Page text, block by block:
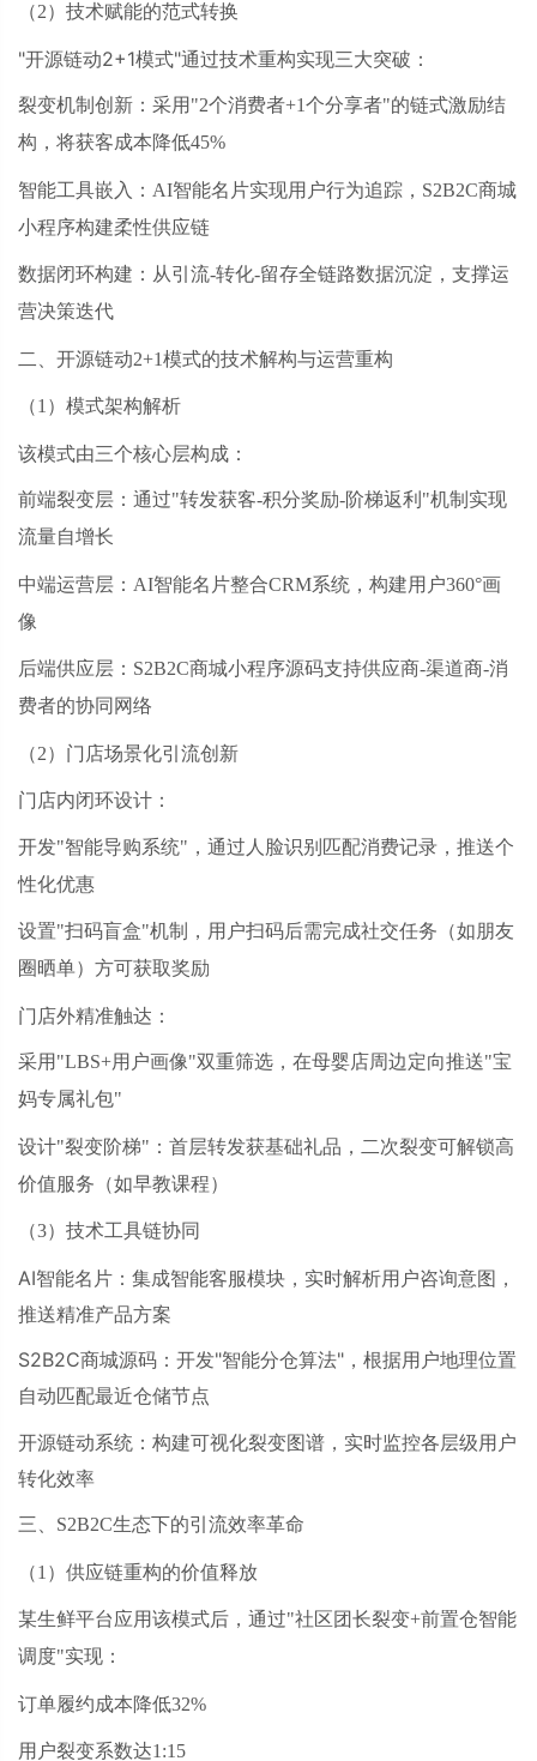
（2）技术赋能的范式转换
"开源链动2+1模式"通过技术重构实现三大突破：
裂变机制创新：采用 "2个消费者+1个分享者"的链式激励结
构，将获客成本降低45%
智能工具嵌入： AI智能名片实现用户行为追踪，S2B2C商城
小程序构建柔性供应链
数据闭环构建：从引流-转化-留存全链路数据沉淀，支撑运
营决策迭代
二、开源链动2+1模式的技术解构与运营重构
（1）模式架构解析
该模式由三个核心层构成：
前端裂变层：通过"转发获客-积分奖励-阶梯返利"机制实现
流量自增长
中端运营层： AI智能名片整合CRM系统，构建用户360°画
像
后端供应层： S2B2C商城小程序源码支持供应商-渠道商-消
费者的协同网络
（2）门店场景化引流创新
门店内闭环设计：
开发"智能导购系统"，通过人脸识别匹配消费记录，推送个
性化优惠
设置"扫码盲盒"机制，用户扫码后需完成社交任务（如朋友
圈晒单）方可获取奖励
门店外精准触达：
采用 "LBS+用户画像"双重筛选，在母婴店周边定向推送"宝
妈专属礼包"
设计"裂变阶梯"：首层转发获基础礼品，二次裂变可解锁高
价值服务（如早教课程）
（3）技术工具链协同
AI智能名片：集成智能客服模块，实时解析用户咨询意图，
推送精准产品方案
S2B2C商城源码：开发"智能分仓算法"，根据用户地理位置
自动匹配最近仓储节点
开源链动系统：构建可视化裂变图谱，实时监控各层级用户
转化效率
三、 S2B2C生态下的引流效率革命
（1）供应链重构的价值释放
某生鲜平台应用该模式后，通过"社区团长裂变+前置仓智能
调度"实现：
订单履约成本降低32%
用户裂变系数达1:15